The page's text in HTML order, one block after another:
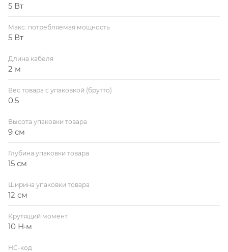
5 Вт
Макс. потребляемая мощность
5 Вт
Длина кабеля
2 м
Вес товара с упаковкой (брутто)
0.5
Высота упаковки товара
9 см
Глубина упаковки товара
15 см
Ширина упаковки товара
12 см
Крутящий момент
10 Н·м
НС-код